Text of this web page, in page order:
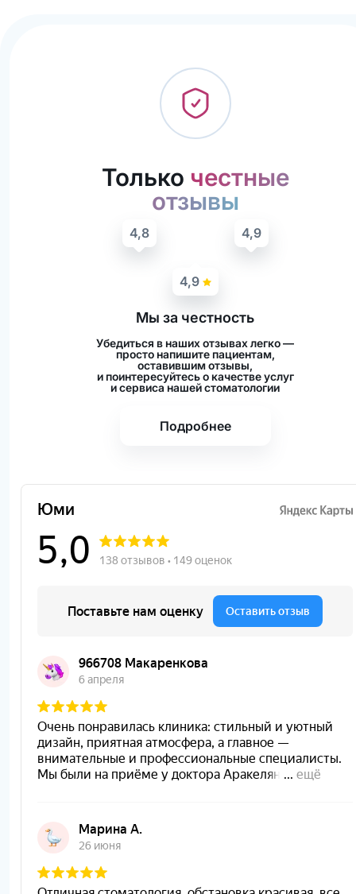
Только честные
отзывы
4,8 4,9
4,9
Мы за честность
Убедиться в наших отзывах легко —
просто напишите пациентам,
оставившим отзывы,
и поинтересуйтесь о качестве услуг
и сервиса нашей стоматологии
Подробнее